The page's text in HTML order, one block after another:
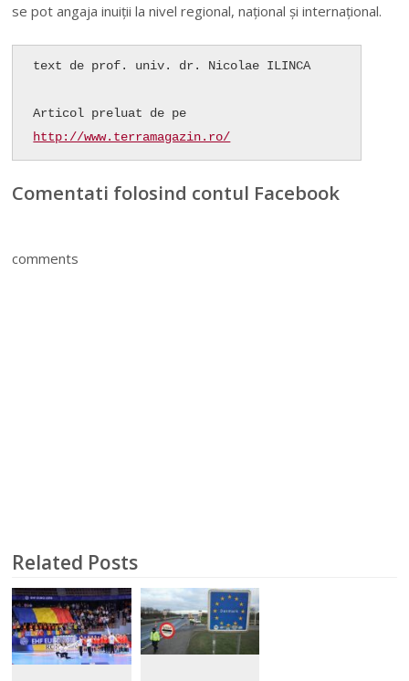
se pot angaja inuiţii la nivel regional, naţional şi internaţional.
text de prof. univ. dr. Nicolae ILINCA
http://www.terramagazin.ro/
Comentati folosind contul Facebook
comments
Related Posts